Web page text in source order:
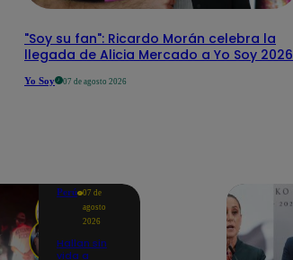
"Soy su fan": Ricardo Morán celebra la
llegada de Alicia Mercado a Yo Soy 2026
Yo Soy 07 de agosto 2026
Perú 07 de
agosto
2026
Hallan sin
vida a